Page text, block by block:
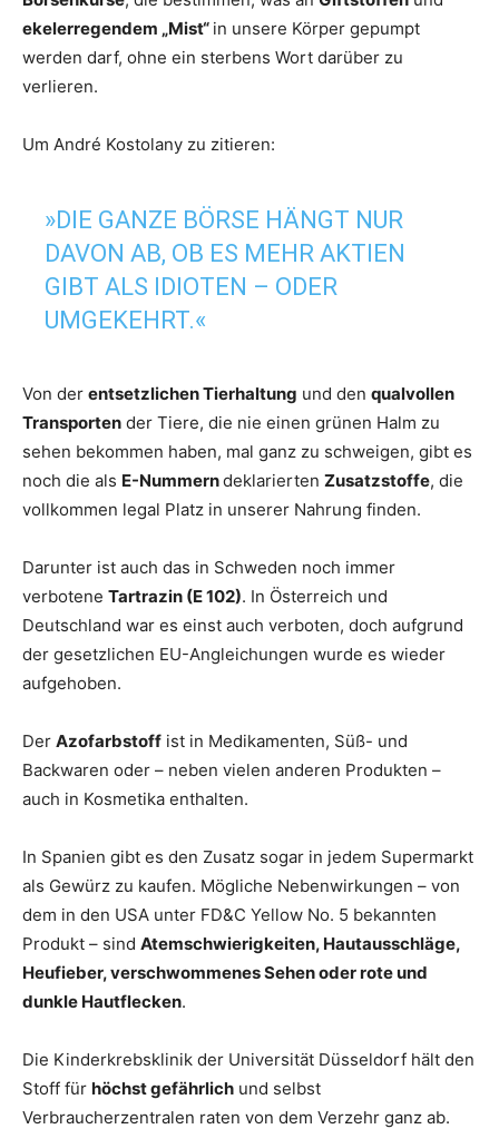
ekelerregendem „Mist“ in unsere Körper gepumpt
werden darf, ohne ein sterbens Wort darüber zu
verlieren.
Um André Kostolany zu zitieren:
»DIE GANZE BÖRSE HÄNGT NUR
DAVON AB, OB ES MEHR AKTIEN
GIBT ALS IDIOTEN – ODER
UMGEKEHRT.«
Von der entsetzlichen Tierhaltung und den qualvollen
Transporten der Tiere, die nie einen grünen Halm zu
sehen bekommen haben, mal ganz zu schweigen, gibt es
noch die als E-Nummerndeklarierten Zusatzstoffe, die
vollkommen legal Platz in unserer Nahrung finden.
Darunter ist auch das in Schweden noch immer
verbotene Tartrazin (E 102). In Österreich und
Deutschland war es einst auch verboten, doch aufgrund
der gesetzlichen EU-Angleichungen wurde es wieder
aufgehoben.
Der Azofarbstoff ist in Medikamenten, Süß- und
Backwaren oder – neben vielen anderen Produkten –
auch in Kosmetika enthalten.
In Spanien gibt es den Zusatz sogar in jedem Supermarkt
als Gewürz zu kaufen. Mögliche Nebenwirkungen – von
dem in den USA unter FD&C Yellow No. 5 bekannten
Produkt – sind Atemschwierigkeiten, Hautausschläge,
Heufieber, verschwommenes Sehen oder rote und
dunkle Hautflecken.
Die Kinderkrebsklinik der Universität Düsseldorf hält den
Stoff für höchst gefährlich und selbst
Verbraucherzentralen raten von dem Verzehr ganz ab.